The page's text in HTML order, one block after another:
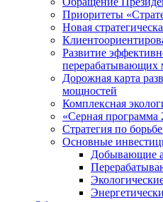
Приоритеты
Новая
Развитие
перерабатывающих
Дорожная карта
мощностей
Комплексная
«Серная программа
Стратегия по
Основные
Добывающие